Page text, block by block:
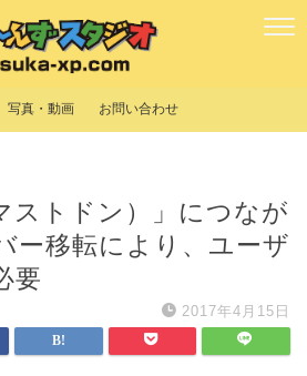
写真・動画 お問い合わせ
ストドン）」につなが
ー移転により、ユーザ
要
2017年4月15日